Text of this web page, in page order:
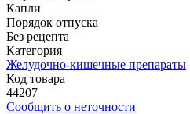
Капли
Порядок отпуска
Без рецепта
Категория
Желудочно-кишечные препараты
Код товара
44207
Сообщить о неточности